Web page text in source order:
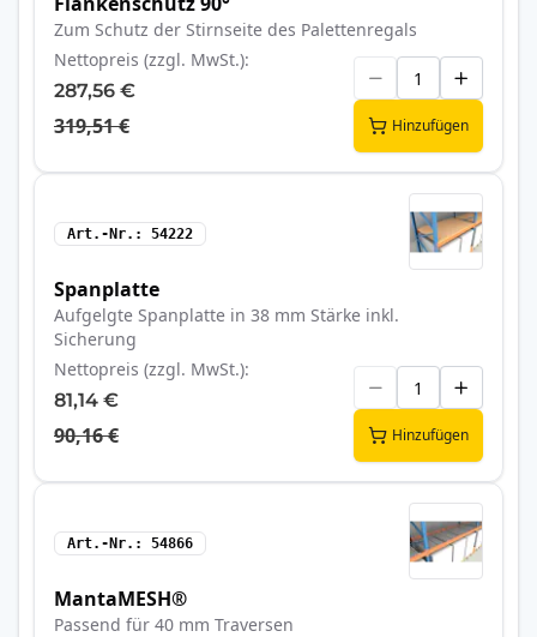
Zum Schutz der Stirnseite des Palettenregals
Nettopreis (zzgl. MwSt.)
287,56 €
319,51 € Hinzufügen
Art.-Nr. 54222
Spanplatte
Aufgelgte Spanplatte in 38 mm Stärke inkl.
Sicherung
Nettopreis (zzgl. MwSt.)
81,14 €
90,16 € Hinzufügen
Art.-Nr. 54866
MantaMESH®
Passend für 40 mm Traversen